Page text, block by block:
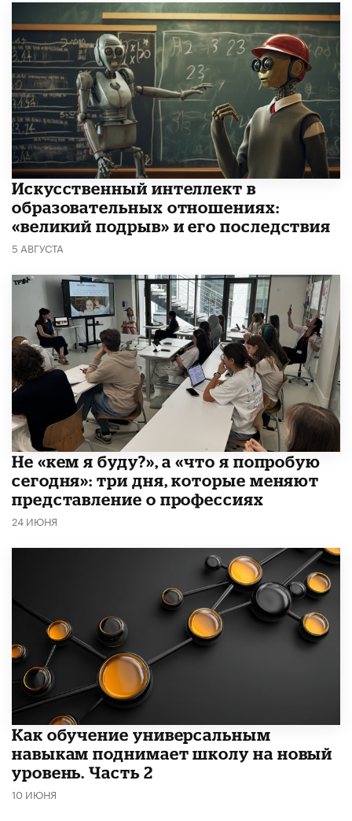
​Искусственный интеллект в
образовательных отношениях:
«великий подрыв» и его последствия
5 АВГУСТА
Не «кем я буду?», а «что я попробую
сегодня»: три дня, которые меняют
представление о профессиях
24 ИЮНЯ
​Как обучение универсальным
навыкам поднимает школу на новый
уровень. Часть 2
10 ИЮНЯ